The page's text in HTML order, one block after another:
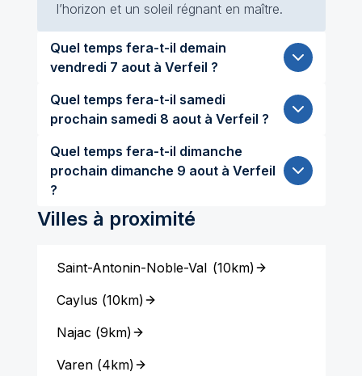
l’horizon et un soleil régnant en maître.
Quel temps fera-t-il demain
vendredi 7 aout à Verfeil ?
Quel temps fera-t-il samedi
prochain samedi 8 aout à Verfeil ?
Quel temps fera-t-il dimanche
prochain dimanche 9 aout à Verfeil
?
Villes à proximité
Saint-Antonin-Noble-Val (10km)
Caylus (10km)
Najac (9km)
Varen(4km)